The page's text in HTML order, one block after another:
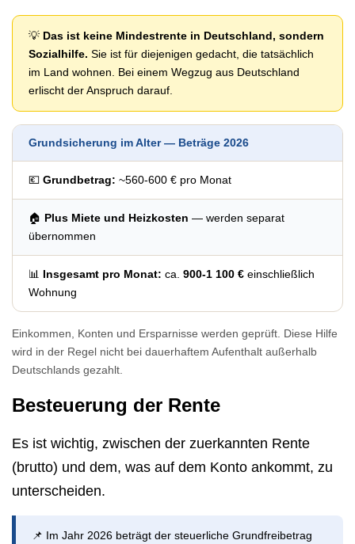
💡 Das ist keine Mindestrente in Deutschland, sondern
Sozialhilfe. Sie ist für diejenigen gedacht, die tatsächlich
im Land wohnen. Bei einem Wegzug aus Deutschland
erlischt der Anspruch darauf.
Grundsicherung im Alter — Beträge 2026
💶 Grundbetrag: ~560-600 € pro Monat
🏠 Plus Miete und Heizkosten — werden separat
übernommen
📊 Insgesamt pro Monat: ca. 900-1 100 € einschließlich
Wohnung
Einkommen, Konten und Ersparnisse werden geprüft. Diese Hilfe
wird in der Regel nicht bei dauerhaftem Aufenthalt außerhalb
Deutschlands gezahlt.
Besteuerung der Rente
Es ist wichtig, zwischen der zuerkannten Rente
(brutto) und dem, was auf dem Konto ankommt, zu
unterscheiden.
📌 Im Jahr 2026 beträgt der steuerliche Grundfreibetrag